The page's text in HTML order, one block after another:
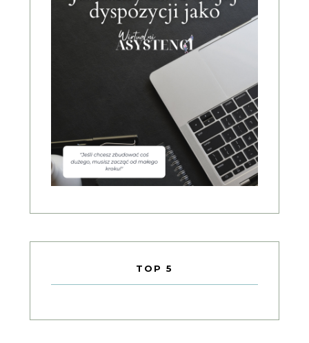
TOP 5